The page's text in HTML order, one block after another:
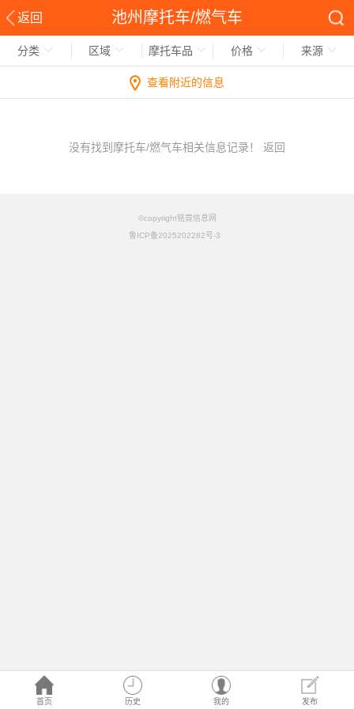
返回 池州摩托车/燃气车
首页 历史 我的 发布
分类 区域 摩托车品 价格 来源
查看附近的信息
没有找到摩托车/燃气车相关信息记录！ 返回
©copyright铭竟信息网
鲁ICP备2025202282号-3